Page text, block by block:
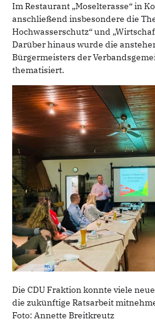
Im Restaurant „Moselterasse“ in
anschließend insbesondere die
Hochwasserschutz“ und
Darüber hinaus wurde die
Bürgermeisters der
thematisiert.
Die CDU Fraktion konnte viele
die zukünftige Ratsarbeit
Foto: Annette Breitkreutz